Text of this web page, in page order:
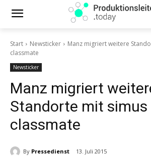
Start Newsticker
Manz migriert weitere
classmate
Newsticker
Manz migriert
Standorte mit simus
classmate
By Pressedienst 13. Juli 2015